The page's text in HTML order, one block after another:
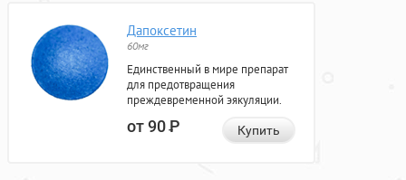
Дапоксетин
60мг
Единственный в мире препарат
для предотвращения
преждевременной эякуляции.
от 90Р Купить